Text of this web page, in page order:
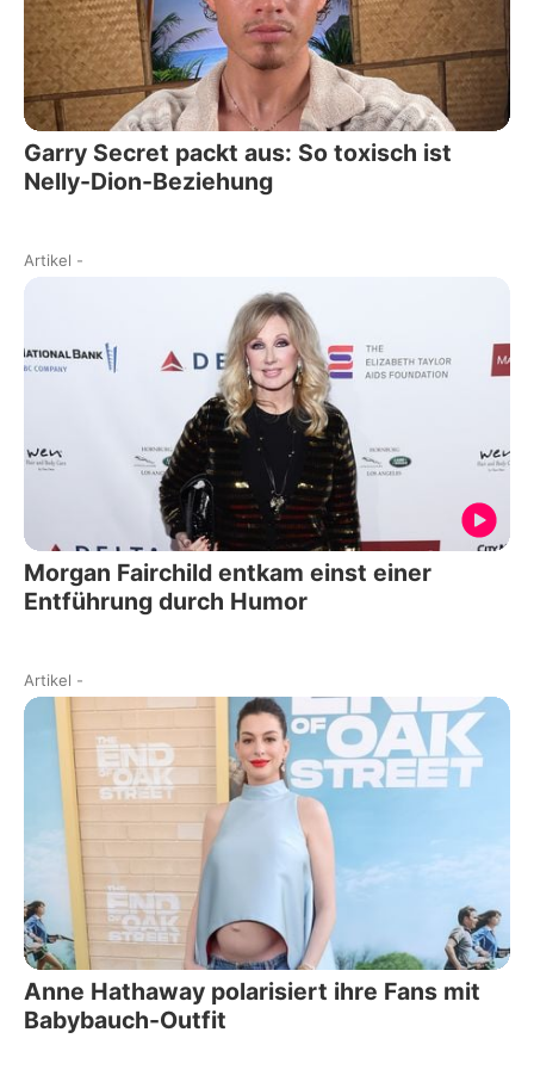
Garry Secret packt aus: So toxisch ist
Nelly-Dion-Beziehung
Artikel -
Morgan Fairchild entkam einst einer
Entführung durch Humor
Artikel -
Anne Hathaway polarisiert ihre Fans mit
Babybauch-Outfit